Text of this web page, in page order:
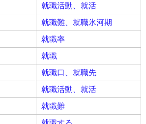
就職活動、就活
就職難、就職氷河期
就職率
就職
就職口、就職先
就職活動、就活
就職難